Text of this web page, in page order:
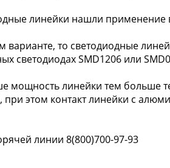
линейки нашли применение
то светодиодные
светодиодах SMD1206 или
мощность линейки тем больше
этом контакт линейки с
линии 8(800)700-97-93